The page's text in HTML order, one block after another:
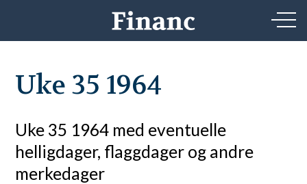
Uke 35 1964
Uke 35 1964 med eventuelle
helligdager, flaggdager og andre
merkedager